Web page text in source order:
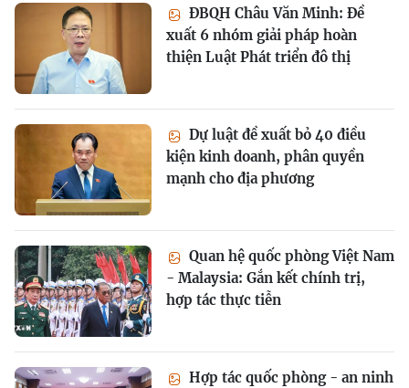
ĐBQH Châu Văn Minh: Đề
xuất 6 nhóm giải pháp hoàn
thiện Luật Phát triển đô thị
Dự luật đề xuất bỏ 40 điều
kiện kinh doanh, phân quyền
mạnh cho địa phương
Quan hệ quốc phòng Việt Nam
- Malaysia: Gắn kết chính trị,
hợp tác thực tiễn
Hợp tác quốc phòng - an ninh